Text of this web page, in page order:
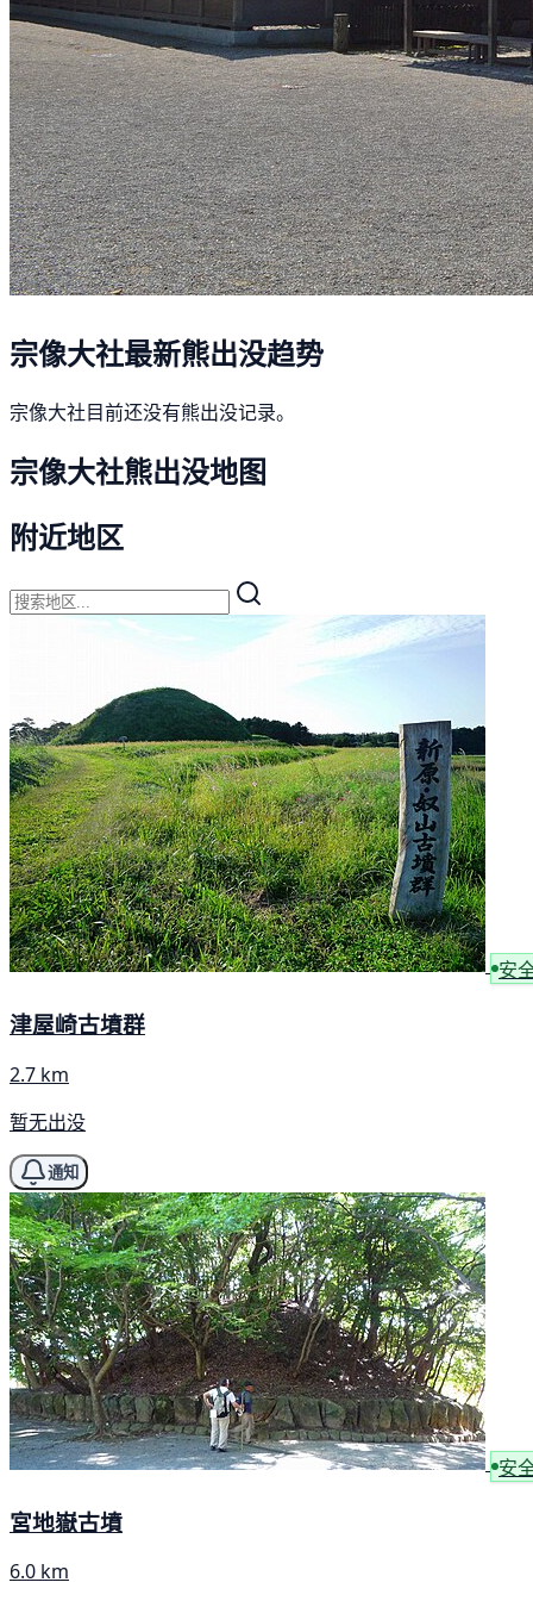
宗像大社最新熊出没趋势
宗像大社目前还没有熊出没记录。
宗像大社熊出没地图
附近地区
安
津屋崎古墳群
2.7 km
暂无出没
通知
安
宮地嶽古墳
6.0 km